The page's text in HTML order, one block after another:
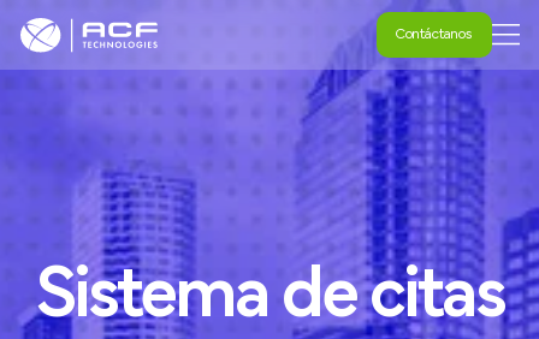
Contáctanos
Contáctanos
Sistema de citas